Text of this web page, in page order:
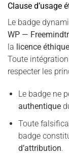
Clause d’usage
Le badge
WP —
la licence
Toute
respecter les
Le badge ne
authentique
Toute
badge
d’attribution.